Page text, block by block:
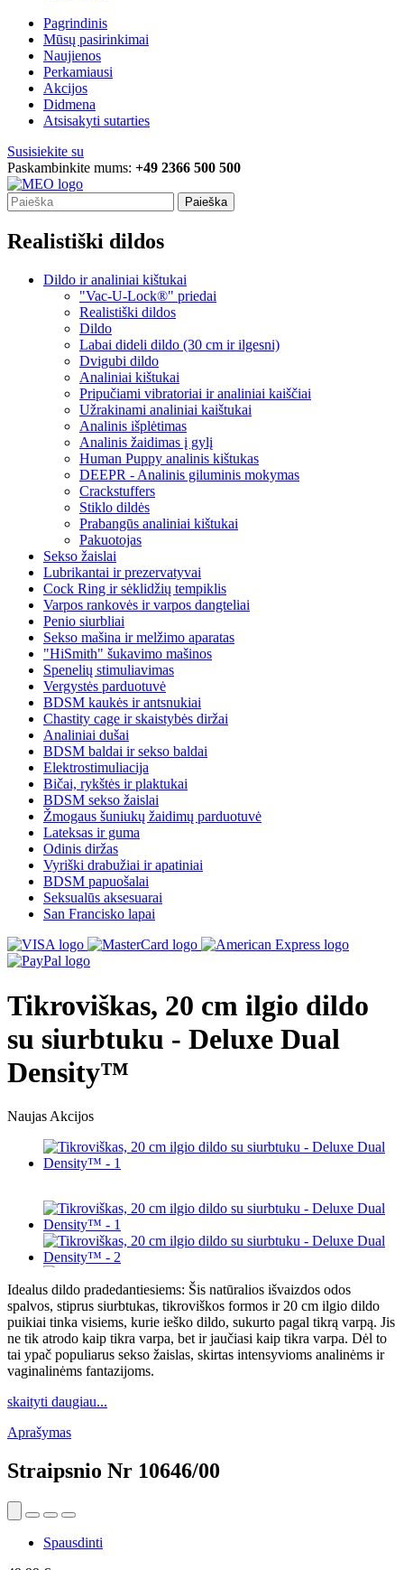
Pagrindinis
Mūsų pasirinkimai
Naujienos
Perkamiausi
Akcijos
Didmena
Atsisakyti sutarties
Susisiekite su
Paskambinkite mums: +49 2366 500 500
Paieška
Realistiški dildos
Dildo ir analiniai kištukai
"Vac-U-Lock®" priedai
Realistiški dildos
Dildo
Labai dideli dildo (30 cm ir ilgesni)
Dvigubi dildo
Analiniai kištukai
Pripučiami vibratoriai ir analiniai kaiščiai
Užrakinami analiniai kaištukai
Analinis išplėtimas
Analinis žaidimas į gylį
Human Puppy analinis kištukas
DEEPR - Analinis giluminis mokymas
Crackstuffers
Stiklo dildės
Prabangūs analiniai kištukai
Pakuotojas
Sekso žaislai
Lubrikantai ir prezervatyvai
Cock Ring ir sėklidžių tempiklis
Varpos rankovės ir varpos dangteliai
Penio siurbliai
Sekso mašina ir melžimo aparatas
"HiSmith" šukavimo mašinos
Spenelių stimuliavimas
Vergystės parduotuvė
BDSM kaukės ir antsnukiai
Chastity cage ir skaistybės diržai
Analiniai dušai
BDSM baldai ir sekso baldai
Elektrostimuliacija
Bičai, rykštės ir plaktukai
BDSM sekso žaislai
Žmogaus šuniukų žaidimų parduotuvė
Lateksas ir guma
Odinis diržas
Vyriški drabužiai ir apatiniai
BDSM papuošalai
Seksualūs aksesuarai
San Francisko lapai
Tikroviškas, 20 cm ilgio dildo
su siurbtuku - Deluxe Dual
Density™
Naujas Akcijos
Idealus dildo pradedantiesiems: Šis natūralios išvaizdos odos
spalvos, stiprus siurbtukas, tikroviškos formos ir 20 cm ilgio dildo
puikiai tinka visiems, kurie ieško dildo, sukurto pagal tikrą varpą. Jis
ne tik atrodo kaip tikra varpa, bet ir jaučiasi kaip tikra varpa. Dėl to
tai ypač populiarus sekso žaislas, skirtas intensyvioms analinėms ir
vaginalinėms fantazijoms.
skaityti daugiau...
Aprašymas
Straipsnio Nr 10646/00
Spausdinti